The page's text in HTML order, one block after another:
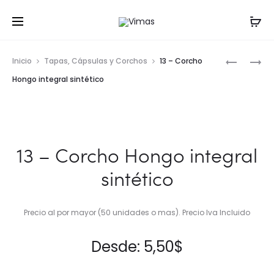
Inicio Tapas, Cápsulas y Corchos
13 – Corcho
Hongo integral sintético
13 – Corcho Hongo integral
sintético
Precio al por mayor (50 unidades o mas). Precio Iva Incluido
Desde: 5,50$